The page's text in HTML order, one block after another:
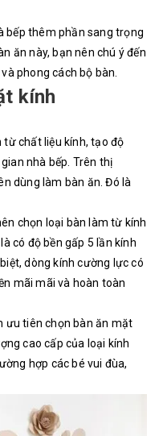
bếp thêm phần sang trọng
ăn này, bạn nên chú ý đến
phong cách bộ bàn.
kính
từ chất liệu kính, tạo độ
nhà bếp. Trên thị
dùng làm bàn ăn. Đó là
chọn loại bàn làm từ kính
có độ bền gấp 5 lần kính
dòng kính cường lực có
mãi mãi và hoàn toàn
ưu tiên chọn bàn ăn mặt
cao cấp của loại kính
hợp các bé vui đùa,